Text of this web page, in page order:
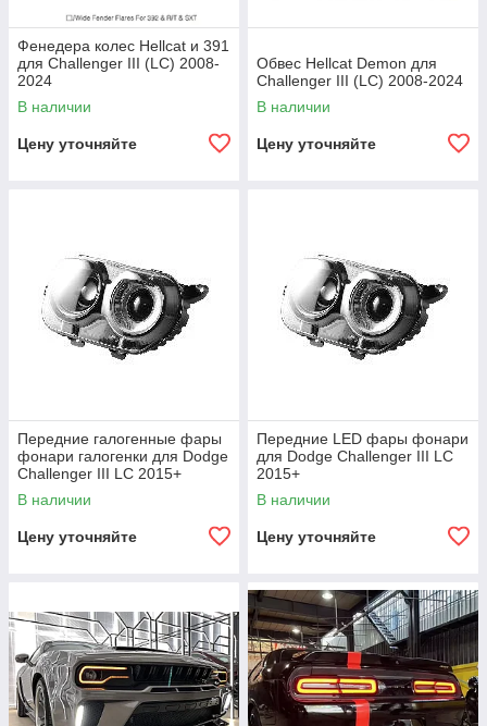
Фенедера колес Hellcat и 391
для Challenger III (LC) 2008-
2024
В наличии
Цену уточняйте
Обвес Hellcat Demon для
Challenger III (LC) 2008-2024
В наличии
Цену уточняйте
Передние галогенные фары
фонари галогенки для Dodge
Challenger III LC 2015+
В наличии
Цену уточняйте
Передние LED фары фонари
для Dodge Challenger III LC
2015+
В наличии
Цену уточняйте